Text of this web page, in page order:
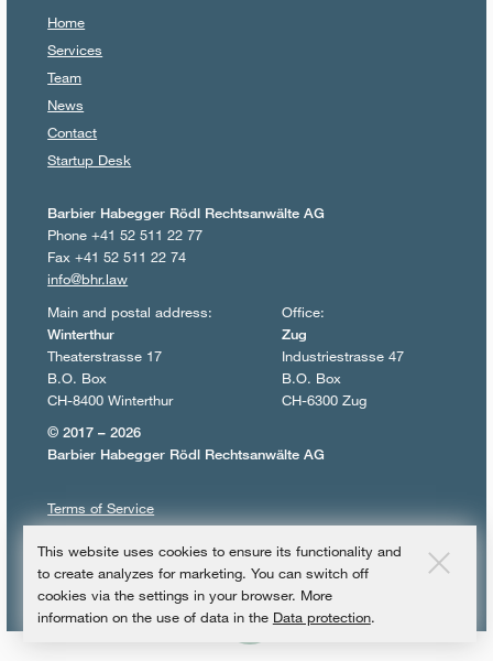
Home
Services
Team
News
Contact
Startup Desk
Barbier Habegger Rödl Rechtsanwälte AG
Phone +41 52 511 22 77
Fax +41 52 511 22 74
info@bhr.law
Main and postal address:
Winterthur
Theaterstrasse 17
B.O. Box
CH-8400 Winterthur
Office:
Zug
Industriestrasse 47
B.O. Box
CH-6300 Zug
© 2017 – 2026
Barbier Habegger Rödl Rechtsanwälte AG
Terms of Service
Imprint
This website uses cookies to ensure its functionality and
to create analyzes for marketing. You can switch off
cookies via the settings in your browser. More
information on the use of data in the Data protection.